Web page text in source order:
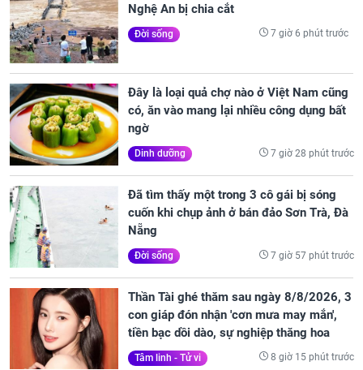
Nghệ An bị chia cắt
Đời sống 7 giờ 6 phút trước
Đây là loại quả chợ nào ở Việt Nam cũng
có, ăn vào mang lại nhiều công dụng bất
ngờ
Dinh dưỡng 7 giờ 28 phút trước
Đã tìm thấy một trong 3 cô gái bị sóng
cuốn khi chụp ảnh ở bán đảo Sơn Trà, Đà
Nẵng
Đời sống 7 giờ 57 phút trước
Thần Tài ghé thăm sau ngày 8/8/2026, 3
con giáp đón nhận 'cơn mưa may mắn',
tiền bạc dồi dào, sự nghiệp thăng hoa
Tâm linh - Tử vi 8 giờ 15 phút trước